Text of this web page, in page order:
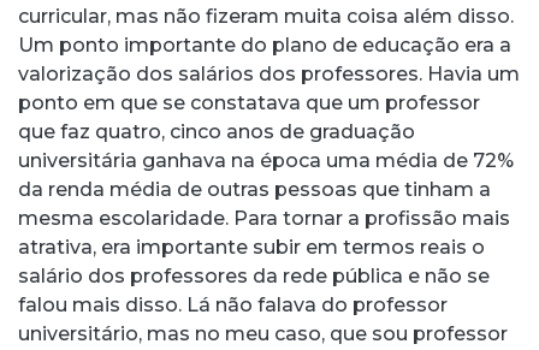
curricular, mas não fizeram muita coisa além disso.
Um ponto importante do plano de educação era a
valorização dos salários dos professores. Havia um
ponto em que se constatava que um professor
que faz quatro, cinco anos de graduação
universitária ganhava na época uma média de 72%
da renda média de outras pessoas que tinham a
mesma escolaridade. Para tornar a profissão mais
atrativa, era importante subir em termos reais o
salário dos professores da rede pública e não se
falou mais disso. Lá não falava do professor
universitário, mas no meu caso, que sou professor